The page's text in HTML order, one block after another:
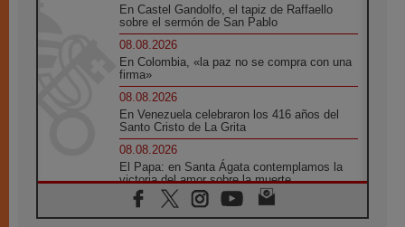
En Castel Gandolfo, el tapiz de Raffaello
sobre el sermón de San Pablo
08.08.2026
En Colombia, «la paz no se compra con una
firma»
08.08.2026
En Venezuela celebraron los 416 años del
Santo Cristo de La Grita
08.08.2026
El Papa: en Santa Ágata contemplamos la
victoria del amor sobre la muerte
08.08.2026
León XIV visitará el Santuario de la Madre